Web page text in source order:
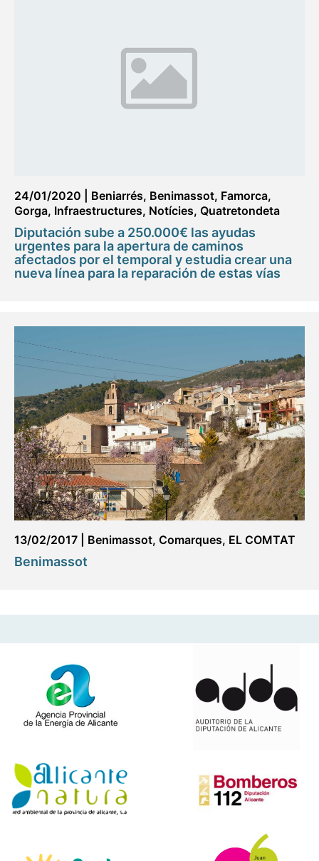
24/01/2020 Beniarrés, Benimassot, Famorca,
Gorga, Infraestructures, Notícies, Quatretondeta
Diputación sube a 250.000€ las ayudas
urgentes para la apertura de caminos
afectados por el temporal y estudia crear una
nueva línea para la reparación de estas vías
13/02/2017 Benimassot, Comarques, EL COMTAT
Benimassot